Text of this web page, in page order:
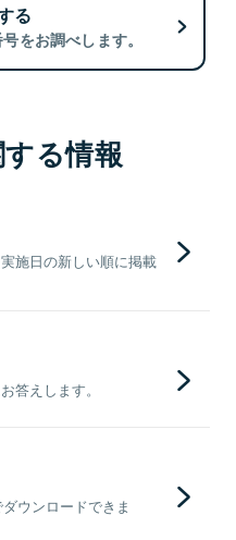
る
をお調べします。
る情報
施日の新しい順に掲載
答えします。
ウンロードできま